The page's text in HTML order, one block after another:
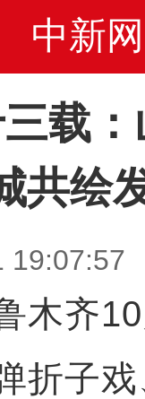
中新网
载
共绘
齐10
折子